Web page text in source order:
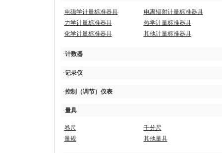
电磁学计量标准器具
电离辐射计量标准器具
力学计量标准器具
热学计量标准器具
化学计量标准器具
其他计量标准器具
·计数器
·记录仪
·控制（调节）仪表
·量具
卷尺
千分尺
量规
其他量具